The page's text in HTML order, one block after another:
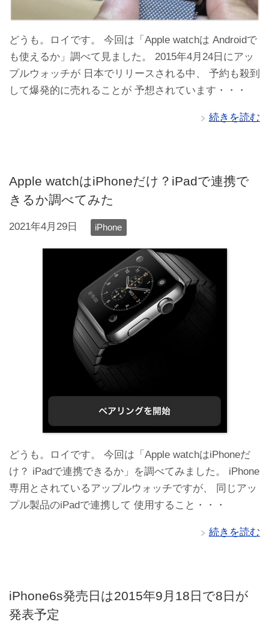
どうも。ロイです。 今回は「Apple watchは Androidで
も使えるか」調べて見ました。 2015年4月24日にアッ
プルウォッチが 日本でリリースされる中、 予約も殺到
して爆発的に売れることが 予想されています・・・
続きを読む
Apple watchはiPhoneだけ？iPadで連携で
きるか調べてみた
2021年4月29日 iPhone
どうも。ロイです。 今回は「Apple watchはiPhoneだ
け？ iPadで連携できるか」を調べてみました。 iPhone
専用とされているアップルウォッチですが、 同じアッ
プル製品のiPadで連携して 使用すること・・・
続きを読む
iPhone6s発売日は2015年9月18日で8日が
発表予定